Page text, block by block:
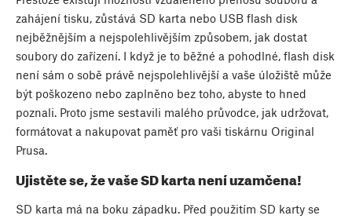
zahájení tisku, zůstává SD karta nebo USB flash disk
nejběžnějším a nejspolehlivějším způsobem, jak dostat
soubory do zařízení. I když je to běžné a pohodlné, flash disk
není sám o sobě právě nejspolehlivější a vaše úložiště může
být poškozeno nebo zaplněno bez toho, abyste to hned
poznali. Proto jsme sestavili malého průvodce, jak udržovat,
formátovat a nakupovat paměť pro vaši tiskárnu Original
Prusa.
Ujistěte se, že vaše SD karta není uzamčena!
SD karta má na boku západku. Před použitím SD karty se